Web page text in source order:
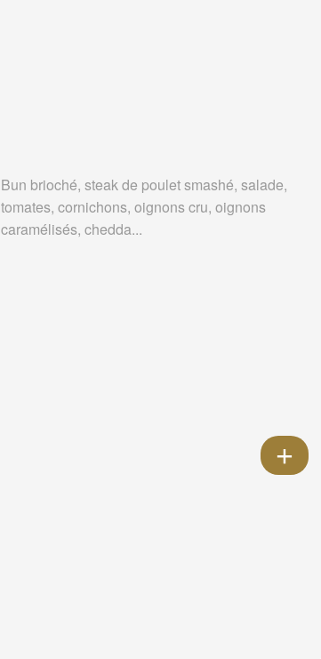
Bun brioché, steak de poulet smashé, salade,
tomates, cornichons, oignons cru, oignons
caramélisés, chedda...